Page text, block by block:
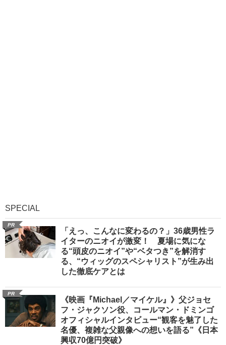
SPECIAL
PR
「えっ、こんなに変わるの？」36歳男性ラ
イターのニオイが激変！ 夏場に気にな
る“頭皮のニオイ”や“ベタつき”を解消す
る、“ウィッグのスペシャリスト”が生み出
した徹底ケアとは
PR
《映画『Michael／マイケル』》父ジョセ
フ・ジャクソン役、コールマン・ドミンゴ
オフィシャルインタビュー“観客を魅了した
名優、複雑な父親像への想いを語る”《日本
興収70億円突破》